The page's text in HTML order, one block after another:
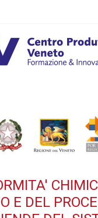
E
NELLE
per
E DEL